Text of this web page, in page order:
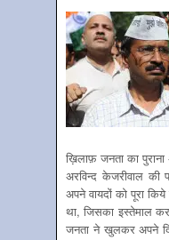
ख़िलाफ़ जनता का
अरविन्द केजरीवाल की
अपने वायदों को पूरा
था, जिसका इस्तेमाल
जनता ने खुलकर अपने